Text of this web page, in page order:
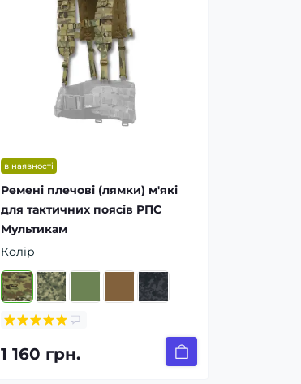
в наявності
Ремені плечові (лямки) м'які
для тактичних поясів РПС
Мультикам
Колір
1 160 грн.